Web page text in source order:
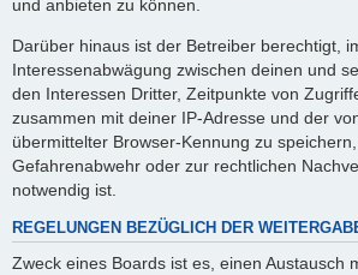
und anbieten zu können.
Darüber hinaus ist der Betreiber berechtigt,
Interessenabwägung zwischen deinen und
den Interessen Dritter, Zeitpunkte von
zusammen mit deiner IP-Adresse und der
übermittelter Browser-Kennung zu
Gefahrenabwehr oder zur rechtlichen
notwendig ist.
REGELUNGEN BEZÜGLICH DER
Zweck eines Boards ist es, einen Austausch